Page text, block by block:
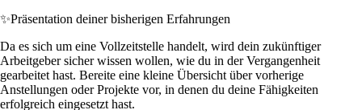
✨Präsentation deiner bisherigen Erfahrungen
Da es sich um eine Vollzeitstelle handelt, wird dein zukünftiger
Arbeitgeber sicher wissen wollen, wie du in der Vergangenheit
gearbeitet hast. Bereite eine kleine Übersicht über vorherige
Anstellungen oder Projekte vor, in denen du deine Fähigkeiten
erfolgreich eingesetzt hast.